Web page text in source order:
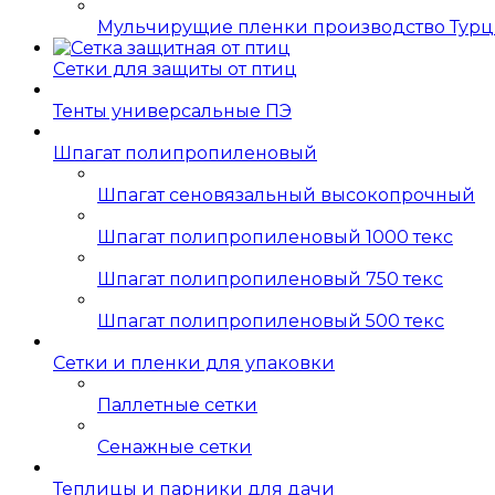
Мульчирущие пленки производство
Сетки для защиты от птиц
Тенты универсальные ПЭ
Шпагат полипропиленовый
Шпагат сеновязальный высокопрочный
Шпагат полипропиленовый 1000 текс
Шпагат полипропиленовый 750 текс
Шпагат полипропиленовый 500 текс
Сетки и пленки для упаковки
Паллетные сетки
Сенажные сетки
Теплицы и парники для дачи